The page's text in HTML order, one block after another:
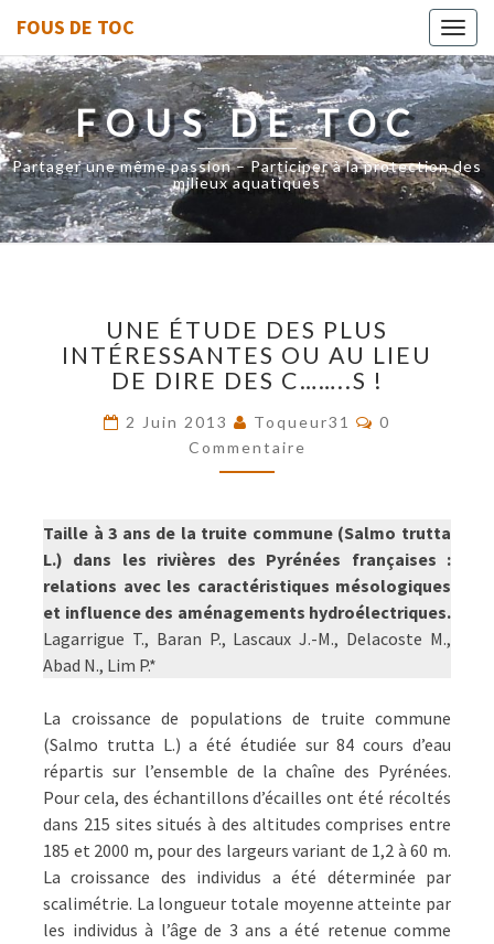
FOUS DE TOC
FOUS DE TOC
Partager une même passion – Participer à la protection des
milieux aquatiques
ÉTUDE
DES
PLUS
OU
AU
LIEU
DIRE
DES
C……..S
!
UNE ÉTUDE DES PLUS
INTÉRESSANTES OU AU LIEU
DE DIRE DES C……..S !
2 Juin 2013 Toqueur31
0
Commentaire
Taille à 3 ans de la truite commune (Salmo trutta
L.) dans les rivières des Pyrénées françaises :
relations avec les caractéristiques mésologiques
et influence des aménagements hydroélectriques.
Lagarrigue T., Baran P., Lascaux J.-M., Delacoste M.,
Abad N., Lim P.*
La croissance de populations de truite commune
(Salmo trutta L.) a été étudiée sur 84 cours d’eau
répartis sur l’ensemble de la chaîne des Pyrénées.
Pour cela, des échantillons d’écailles ont été récoltés
dans 215 sites situés à des altitudes comprises entre
185 et 2000 m, pour des largeurs variant de 1,2 à 60 m.
La croissance des individus a été déterminée par
scalimétrie. La longueur totale moyenne atteinte par
les individus à l’âge de 3 ans a été retenue comme